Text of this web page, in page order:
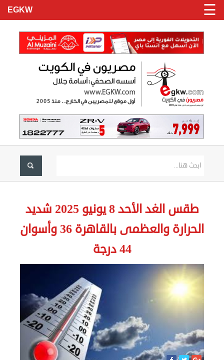
للمصريين
EGKW ☰
طقس الغد الأحد 8 يونيو 2025 شديد
الحرارة والعظمى بالقاهرة 36 وأسوان
44 درجة